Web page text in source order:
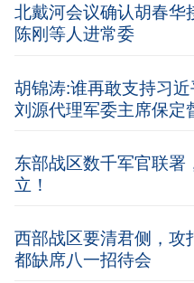
北戴河会议确认胡春华
陈刚等人进常委
胡锦涛:谁再敢支持习
刘源代理军委主席保定
东部战区数千军官联署
立！
西部战区要清君侧，攻
都缺席八一招待会